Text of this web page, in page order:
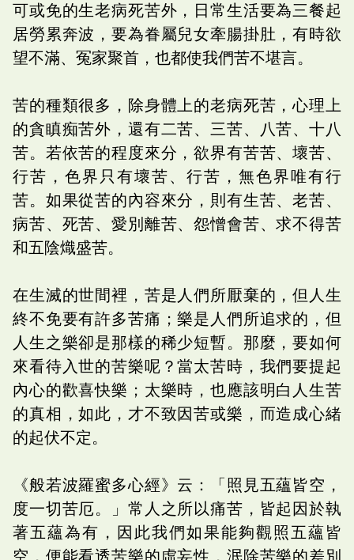
可或免的生老病死苦外，日常生活要為三餐起
居勞累奔波，要為眷屬兒女牽腸掛肚，有時欲
望不滿、冤家聚首，也都使我們苦不堪言。
苦的種類很多，除身體上的老病死苦，心理上
的貪瞋痴苦外，還有二苦、三苦、八苦、十八
苦。若依苦的程度來分，欲界有苦苦、壞苦、
行苦，色界只有壞苦、行苦，無色界唯有行
苦。如果從苦的內容來分，則有生苦、老苦、
病苦、死苦、愛別離苦、怨憎會苦、求不得苦
和五陰熾盛苦。
在生滅的世間裡，苦是人們所厭棄的，但人生
終不免要有許多苦痛；樂是人們所追求的，但
人生之樂卻是那樣的稀少短暫。那麼，要如何
來看待入世的苦樂呢？當太苦時，我們要提起
內心的歡喜快樂；太樂時，也應該明白人生苦
的真相，如此，才不致因苦或樂，而造成心緒
的起伏不定。
《般若波羅蜜多心經》云：「照見五蘊皆空，
度一切苦厄。」常人之所以痛苦，皆起因於執
著五蘊為有，因此我們如果能夠觀照五蘊皆
空，便能看透苦樂的虛妄性，泯除苦樂的差別